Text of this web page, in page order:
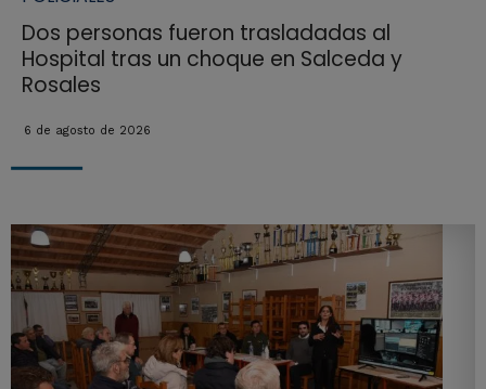
Dos personas fueron trasladadas al
Hospital tras un choque en Salceda y
Rosales
6 de agosto de 2026